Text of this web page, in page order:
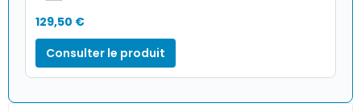
129,50 €
Consulter le produit